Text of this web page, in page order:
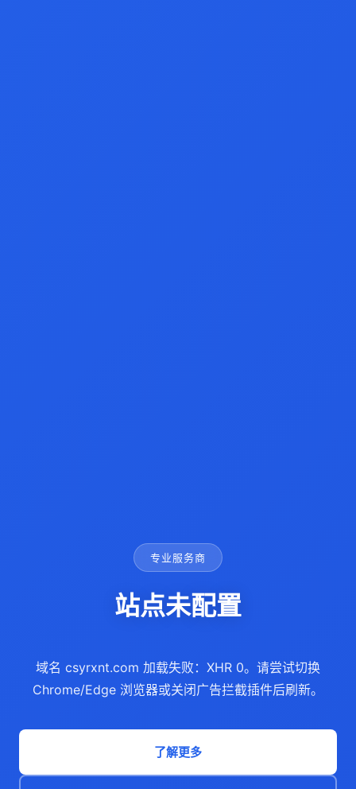
专业服务商
站点未配置
域名 csyrxnt.com 加载失败：XHR 0。请尝试切换
Chrome/Edge 浏览器或关闭广告拦截插件后刷新。
了解更多